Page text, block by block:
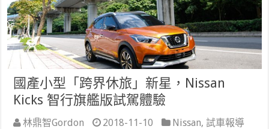
國產小型「跨界休旅」新星，Nissan
Kicks 智行旗艦版試駕體驗
林鼎智Gordon 2018-11-10 Nissan,試車報導